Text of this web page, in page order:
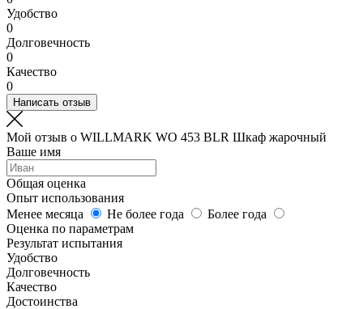
Удобство
0
Долговечность
0
Качество
0
Написать отзыв
Мой отзыв о WILLMARK WO 453 BLR Шкаф жарочный
Ваше имя
Общая оценка
Опыт использования
Менее месяца
Не более года
Более года
Оценка по параметрам
Результат испытания
Удобство
Долговечность
Качество
Достоинства